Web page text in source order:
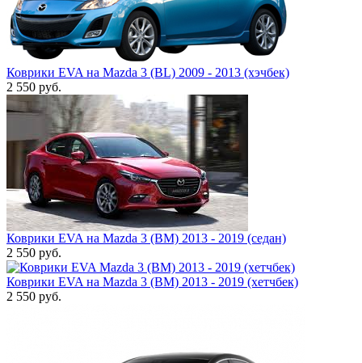
Коврики EVA на Mazda 3 (BL) 2009 - 2013 (хэчбек)
2 550 руб.
Коврики EVA на Mazda 3 (BM) 2013 - 2019 (седан)
2 550 руб.
Коврики EVA на Mazda 3 (BM) 2013 - 2019 (хетчбек)
2 550 руб.